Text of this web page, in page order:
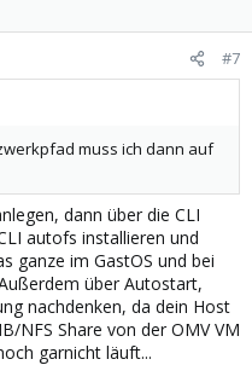
#7
muss ich dann auf
dann über die CLI
autofs installieren und
ganze im GastOS und bei
über Autostart,
nachdenken, da dein Host
NFS Share von der OMV VM
garnicht läuft...